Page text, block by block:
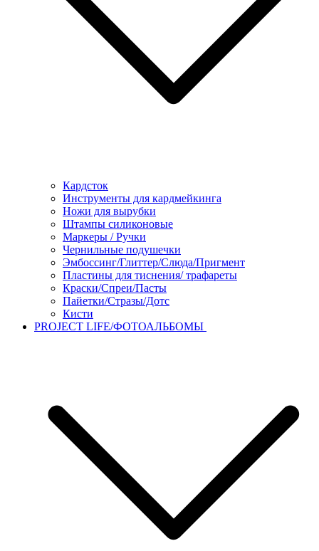
Кардсток
Инструменты для кардмейкинга
Ножи для вырубки
Штампы силиконовые
Маркеры / Ручки
Чернильные подушечки
Эмбоссинг/Глиттер/Слюда/Пригмент
Пластины для тиснения/ трафареты
Краски/Спреи/Пасты
Пайетки/Стразы/Дотс
Кисти
PROJECT LIFE/ФОТОАЛЬБОМЫ